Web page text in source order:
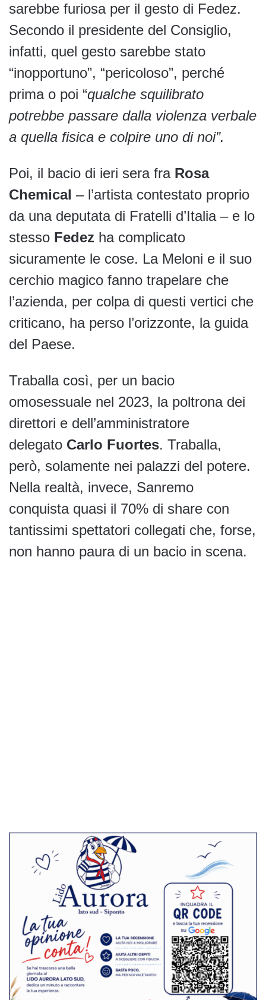
sarebbe furiosa per il gesto di Fedez.
Secondo il presidente del Consiglio,
infatti, quel gesto sarebbe stato
“inopportuno”, “pericoloso”, perché
prima o poi “qualche squilibrato
potrebbe passare dalla violenza verbale
a quella fisica e colpire uno di noi”.
Poi, il bacio di ieri sera fra Rosa
Chemical – l’artista contestato proprio
da una deputata di Fratelli d’Italia – e lo
stesso Fedez ha complicato
sicuramente le cose. La Meloni e il suo
cerchio magico fanno trapelare che
l’azienda, per colpa di questi vertici che
criticano, ha perso l’orizzonte, la guida
del Paese.
Traballa così, per un bacio
omosessuale nel 2023, la poltrona dei
direttori e dell’amministratore
delegato Carlo Fuortes. Traballa,
però, solamente nei palazzi del potere.
Nella realtà, invece, Sanremo
conquista quasi il 70% di share con
tantissimi spettatori collegati che, forse,
non hanno paura di un bacio in scena.